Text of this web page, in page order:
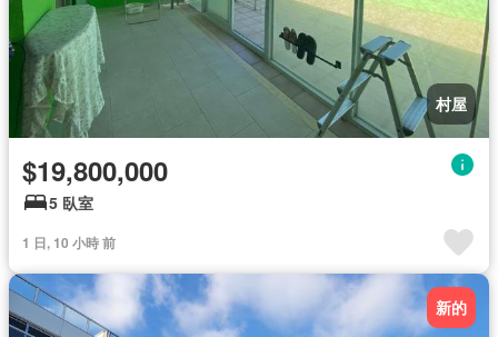
村屋
$19,800,000
5 臥室
1 日, 10 小時 前
新的